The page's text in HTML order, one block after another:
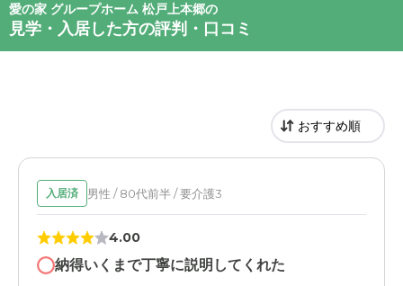
愛の家 グループホーム 松戸上本郷の
見学・入居した方の評判・口コミ
入居済 男性 / 80代前半 / 要介護3
4.00
納得いくまで丁寧に説明してくれた